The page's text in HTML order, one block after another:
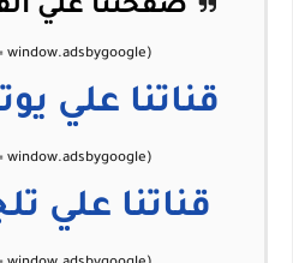
صفحتنا علي
قناتنا علي
قناتنا علي